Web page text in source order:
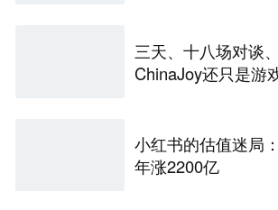
三天、十八场对谈
ChinaJoy还只是游
小红书的估值迷局
年涨2200亿